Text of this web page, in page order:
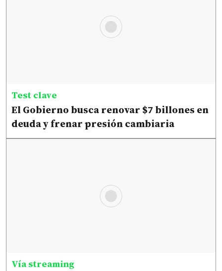
Test clave
El Gobierno busca renovar $7 billones en
deuda y frenar presión cambiaria
Vía streaming